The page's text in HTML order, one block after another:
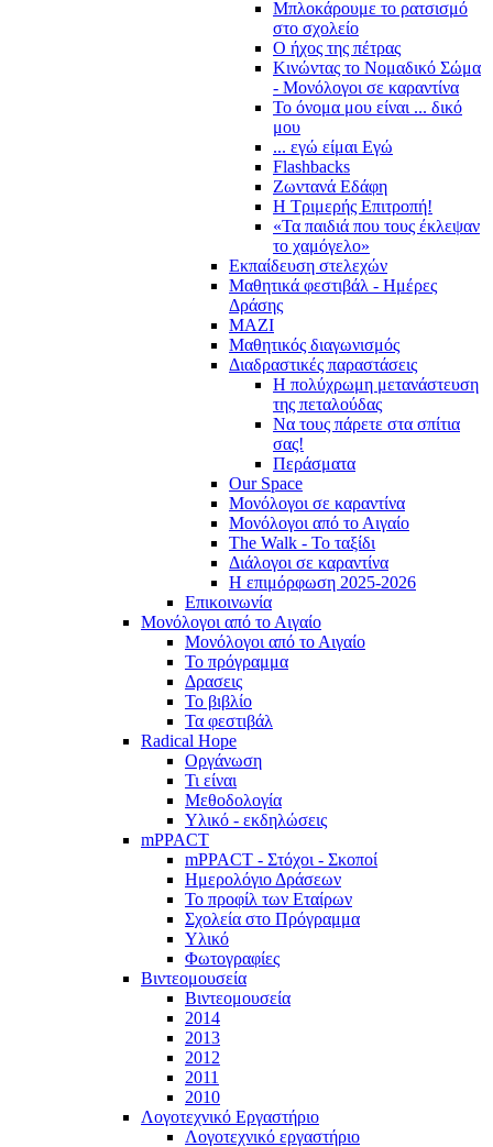
Μπλοκάρουμε το ρατσισμό
στο σχολείο
Ο ήχος της πέτρας
Κινώντας το Νομαδικό Σώμα
- Μονόλογοι σε καραντίνα
Το όνομα μου είναι ... δικό
μου
... εγώ είμαι Εγώ
Flashbacks
Ζωντανά Εδάφη
Η Τριμερής Επιτροπή!
«Τα παιδιά που τους έκλεψαν
το χαμόγελο»
Εκπαίδευση στελεχών
Μαθητικά φεστιβάλ - Ημέρες
Δράσης
ΜΑΖΙ
Μαθητικός διαγωνισμός
Διαδραστικές παραστάσεις
Η πολύχρωμη μετανάστευση
της πεταλούδας
Να τους πάρετε στα σπίτια
σας!
Περάσματα
Our Space
Μονόλογοι σε καραντίνα
Μονόλογοι από το Αιγαίο
The Walk - Το ταξίδι
Διάλογοι σε καραντίνα
Η επιμόρφωση 2025-2026
Επικοινωνία
Μονόλογοι από το Αιγαίο
Μονόλογοι από το Αιγαίο
Το πρόγραμμα
Δρασεις
Το βιβλίο
Τα φεστιβάλ
Radical Hope
Οργάνωση
Τι είναι
Μεθοδολογία
Υλικό - εκδηλώσεις
mPPACT
mPPACT - Στόχοι - Σκοποί
Ημερολόγιο Δράσεων
Το προφίλ των Εταίρων
Σχολεία στο Πρόγραμμα
Υλικό
Φωτογραφίες
Βιντεομουσεία
Βιντεομουσεία
2014
2013
2012
2011
2010
Λογοτεχνικό Εργαστήριο
Λογοτεχνικό εργαστήριο